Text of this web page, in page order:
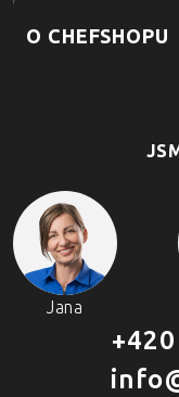
O CHEFSHOPU
Jana